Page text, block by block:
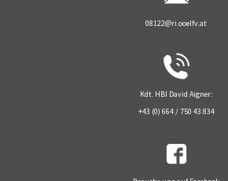
08122@ri.ooelfv.at
Kdt. HBI David Aigner:
+43 (0) 664 / 750 43 834